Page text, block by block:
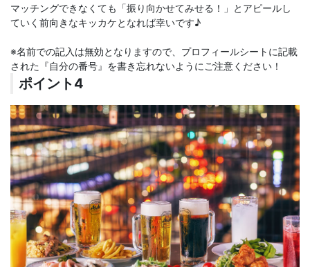
マッチングできなくても「振り向かせてみせる！」とアピールし
ていく前向きなキッカケとなれば幸いです♪
※名前での記入は無効となりますので、プロフィールシートに記載
された『自分の番号』を書き忘れないようにご注意ください！
ポイント4